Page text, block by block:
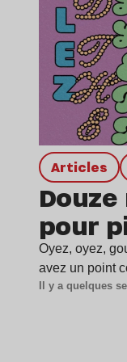
Articles
pour
Oyez, oyez,
avez un point
Il y a quelques